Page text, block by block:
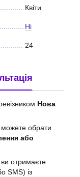
Квіти
Ні
24
Нова
обрати
або
ви отримаєте
SMS) із